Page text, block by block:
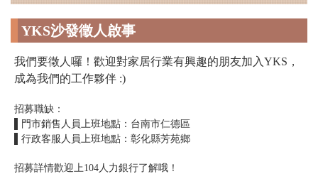
YKS沙發徵人啟事
我們要徵人囉！歡迎對家居行業有興趣的朋友加入YKS，
成為我們的工作夥伴 :)
招募職缺：
▌門市銷售人員上班地點：台南市仁德區
▌行政客服人員上班地點：彰化縣芳苑鄉
招募詳情歡迎上104人力銀行了解哦！